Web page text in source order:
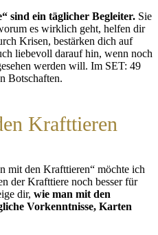
sind ein täglicher Begleiter. Sie
es wirklich geht, helfen dir
Krisen, bestärken dich auf
liebevoll darauf hin, wenn noch
werden will. Im SET: 49
Botschaften.
Krafttieren
mit den Krafttieren“ möchte ich
der Krafttiere noch besser für
dir, wie man mit den
Vorkenntnisse, Karten